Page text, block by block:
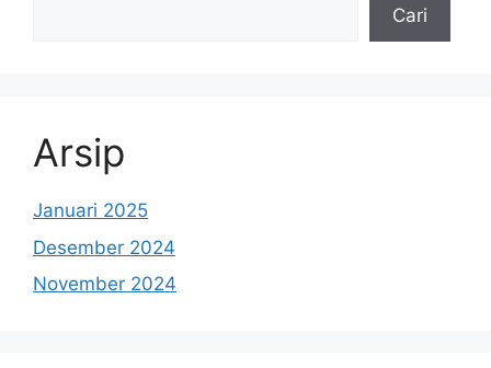
Cari
Arsip
Januari 2025
Desember 2024
November 2024